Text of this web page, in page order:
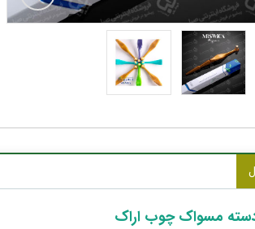
مسواک چوب اراک